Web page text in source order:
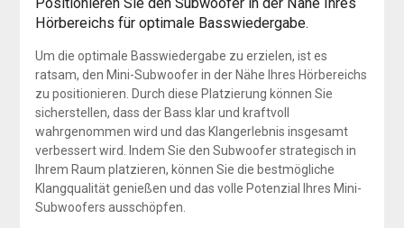
Hörbereichs für optimale Basswiedergabe.
Um die optimale Basswiedergabe zu erzielen, ist es
ratsam, den Mini-Subwoofer in der Nähe Ihres Hörbereichs
zu positionieren. Durch diese Platzierung können Sie
sicherstellen, dass der Bass klar und kraftvoll
wahrgenommen wird und das Klangerlebnis insgesamt
verbessert wird. Indem Sie den Subwoofer strategisch in
Ihrem Raum platzieren, können Sie die bestmögliche
Klangqualität genießen und das volle Potenzial Ihres Mini-
Subwoofers ausschöpfen.